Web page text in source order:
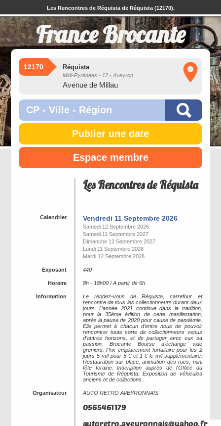
Les Rencontres de Réquista de Réquista (12170).
France Brocante
12170 Réquista
Midi-Pyrénées - 12 - Aveyron
Avenue de Millau
Publier une date
Espace membre
Les Rencontres de Réquista
Calendrier Vendredi 11 Septembre 2026
Samedi 12 Septembre 2026
Samedi 11 Septembre 2027
Dimanche 12 Septembre 2027
Lundi 11 Septembre 2028
Mardi 12 Septembre 2028
Exposant 440
Horaire 8h - 18h00 / A partir de 6h
Information
Le rendez-vous de Réquista, carrefour et
rencontre de tous les collectionneurs durant deux
jours. L’année 2021 continue dans la tradition,
pour la 35ème édition de cette manifestation,
après la pause de 2020 pour cause de pandémie.
Elle permet à chacun d’entre nous de pouvoir
rencontrer toute sorte de collectionneurs venus
d’autres horizons, et de partager avec eux sa
passion. Brocante Bourse d'échange vide
greniers. Prix emplacement forfaitaire pour les 2
jours 5 m/l pour 5 € et 1 € le m/l supplémentaire.
Restauration sur place, animation des rues, mini
fête foraine. Inscription auprès de l'Office du
Tourisme de Réquista. Exposition de véhicules
anciens et de collections.
Organisateur AUTO RETRO AVEYRONNAIS